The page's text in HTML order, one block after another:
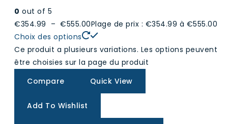
0 out of 5
€354.99 – €555.00Plage de prix : €354.99 à €555.00
Choix des options
Ce produit a plusieurs variations. Les options peuvent
être choisies sur la page du produit
Compare
Quick View
Add To Wishlist